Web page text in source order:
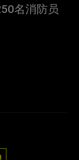
名消防员